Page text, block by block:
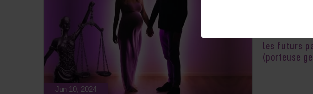
Jun 10, 2024
les futurs
(porteuse